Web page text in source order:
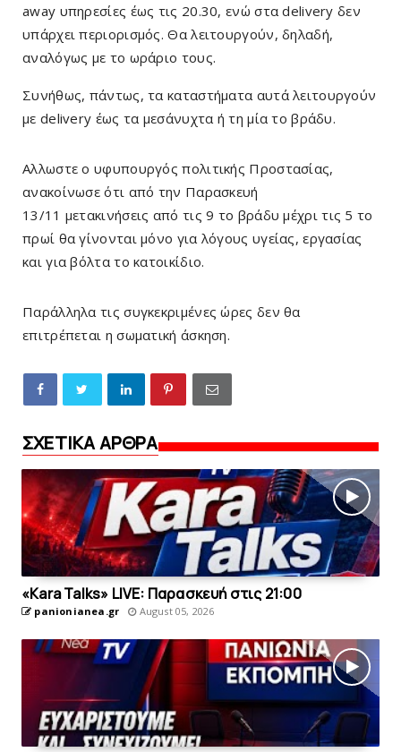
away υπηρεσίες έως τις 20.30, ενώ στα delivery δεν
υπάρχει περιορισμός. Θα λειτουργούν, δηλαδή,
αναλόγως με το ωράριο τους.
Συνήθως, πάντως, τα καταστήματα αυτά λειτουργούν
με delivery έως τα μεσάνυχτα ή τη μία το βράδυ.
Αλλωστε ο υφυπουργός πολιτικής Προστασίας,
ανακοίνωσε ότι από την Παρασκευή
13/11 μετακινήσεις από τις 9 το βράδυ μέχρι τις 5 το
πρωί θα γίνονται μόνο για λόγους υγείας, εργασίας
και για βόλτα το κατοικίδιο.
Παράλληλα τις συγκεκριμένες ώρες δεν θα
επιτρέπεται η σωματική άσκηση.
ΣΧΕΤΙΚΑ ΑΡΘΡΑ
«Kara Talks» LIVE: Παρασκευή στις 21:00
panionianea.gr August 05, 2026